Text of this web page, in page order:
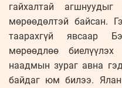
гайхалтай агшнуудыг
мөрөөдөлтэй байсан.
таарахгүй явсаар
мөрөөдлөө
наадмын зураг авна
байдаг юм билээ.